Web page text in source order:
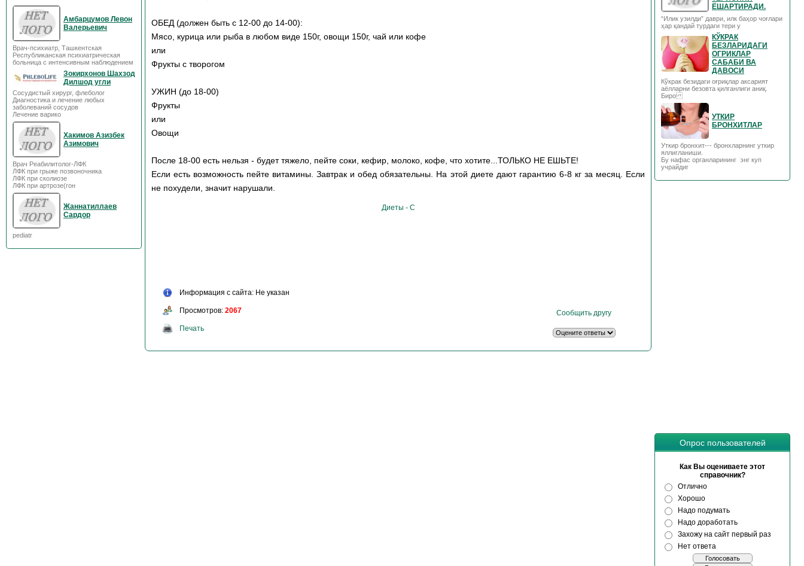
Амбарцумов Левон
Валерьевич
Врач-психиатр, Ташкентская
Республиканская психиатрическая
больница с интенсивным наблюдением
Зокирхонов Шахзод
Дилшод угли
Сосудистый хирург, флеболог
Диагностика и лечение любых
заболеваний сосудов
Лечение варико
Хакимов Азизбек
Азимович
Врач Реабилитолог-ЛФК
ЛФК при грыже позвоночника
ЛФК при сколиозе
ЛФК при артрозе(гон
Жаннатиллаев
Сардор
pediatr
ОБЕД (должен быть с 12-00 до 14-00):
Мясо, курица или рыба в любом виде 150г, овощи 150г, чай или кофе
или
Фрукты с творогом
УЖИН (до 18-00)
Фрукты
или
Овощи
После 18-00 есть нельзя - будет тяжело, пейте соки, кефир, молоко, кофе, что хотите...ТОЛЬКО НЕ ЕШЬТЕ!
Если есть возможность пейте витамины. Завтрак и обед обязательны. На этой диете дают гарантию 6-8 кг за месяц. Если
не похудели, значит нарушали.
Диеты - С
Информация с сайта: Не указан
Просмотров: 2067
Печать
Сообщить другу
ЁШАРТИРАДИ.
“Илик узилди” даври, илк баҳор чоғлари
ҳар қандай турдаги тери у
КЎКРАК
БЕЗЛАРИДАГИ
ОГРИКЛАР
САБАБИ ВА
ДАВОСИ
Кўкрак безидаги оғриқлар аксарият
аёлларни безовта қилганлиги аниқ.
Биро
УТКИР
БРОНХИТЛАР
Уткир бронхит--- бронхларнинг уткир
яллигланиши.
Бу нафас органларининг энг куп
учрайдиг
Опрос пользователей
Как Вы оцениваете этот
справочник?
Отлично
Хорошо
Надо подумать
Надо доработать
Захожу на сайт первый раз
Нет ответа